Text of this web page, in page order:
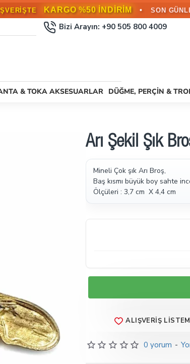
KARGO %50 İNDİRİM • SON
Bizi Arayın: +90 505 800 4009
& TOKA AKSESUARLAR DÜĞME, PERÇIN &
Arı Şekil Şık
Mineli Çok şık Arı Broş,
Baş kısmı büyük boy sahte
Ölçüleri : 3,7 cm X 4,4 cm
0 yorum -
ALIŞVERIŞ